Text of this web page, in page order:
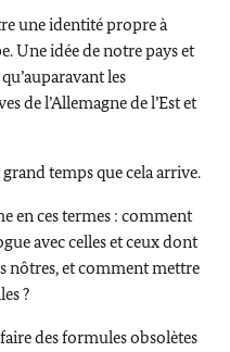
une identité propre à
Une idée de notre pays et
les
de l’Allemagne de l’Est et
temps que cela arrive.
en ces termes : comment
avec celles et ceux dont
nôtres, et comment mettre
?
des formules obsolètes